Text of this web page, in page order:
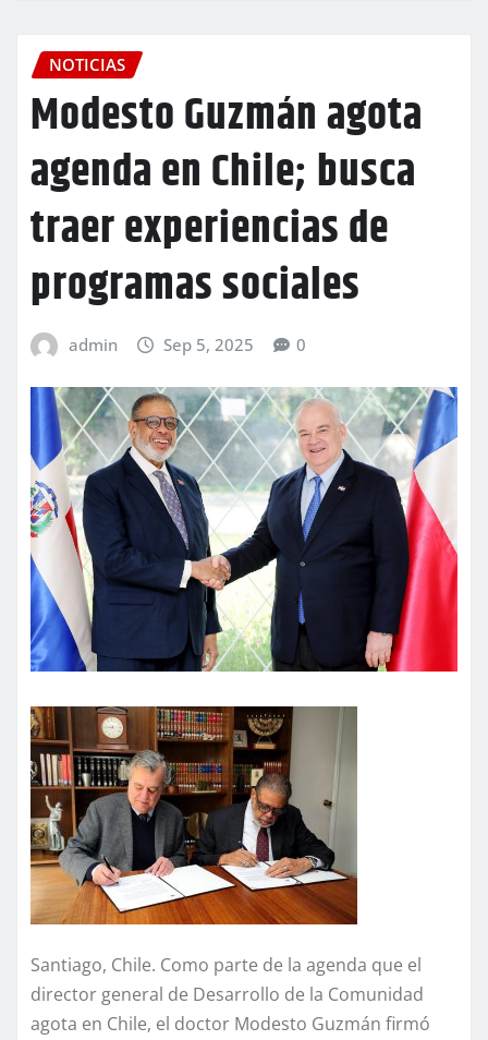
NOTICIAS
Modesto Guzmán agota
agenda en Chile; busca
traer experiencias de
programas sociales
admin Sep 5, 2025 0
Santiago, Chile. Como parte de la agenda que el
director general de Desarrollo de la Comunidad
agota en Chile, el doctor Modesto Guzmán firmó